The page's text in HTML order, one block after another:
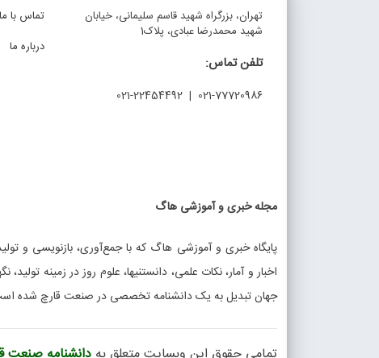
تهران، بزرگراه شهید قاسم سلیمانی، خیابان
شهید محمدرضا عبادی، پلاک1
تلفن تماس:
021-77720986 | 021-22454492
تماس با ما
درباره ما
مجله خبری و آموزشی هاگ
پایگاه خبری و آموزشی هاگ که با جمع‌آوری، بازنویسی و
اخبار و آمار، نکات علمی، دانستنیها، علوم روز در زمینه
جهان تبدیل به یک دانشنامه تخصصی در صنعت قارچ شده